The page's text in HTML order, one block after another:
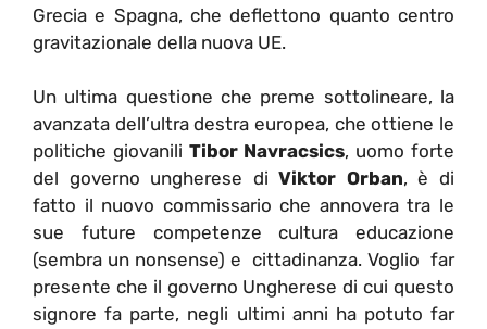
Grecia e Spagna, che deflettono quanto centro
gravitazionale della nuova UE.
Un ultima questione che preme sottolineare, la
avanzata dell’ultra destra europea, che ottiene le
politiche giovanili Tibor Navracsics, uomo forte
del governo ungherese diViktor Orban, è di
fatto il nuovo commissario che annovera tra le
sue future competenze cultura educazione
(sembra un nonsense) e cittadinanza. Voglio far
presente che il governo Ungherese di cui questo
signore fa parte, negli ultimi anni ha potuto far